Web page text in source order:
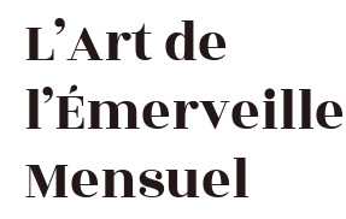
L’Art de
Mensuel